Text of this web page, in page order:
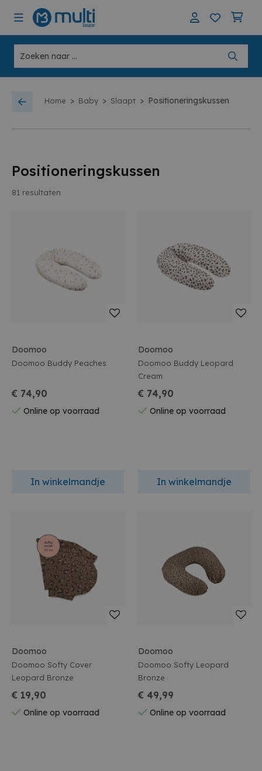
Home > Baby > Slaapt > Positioneringskussen
Positioneringskussen
81 resultaten
Doomoo
Doomoo Buddy Peaches
€ 74,90
Online op voorraad
In winkelmandje
Doomoo
Doomoo Buddy Leopard
Cream
€ 74,90
Online op voorraad
In winkelmandje
Doomoo
Doomoo Softy Cover
Leopard Bronze
€ 19,90
Online op voorraad
Doomoo
Doomoo Softy Leopard
Bronze
€ 49,99
Online op voorraad